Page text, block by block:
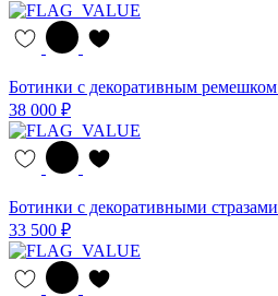
Ботинки с декоративным
38 000 ₽
Ботинки с декоративными
33 500 ₽